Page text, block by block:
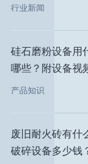
行业新闻
硅石磨粉设备用
哪些？附设备视
产品知识
废旧耐火砖有什
破碎设备多少钱